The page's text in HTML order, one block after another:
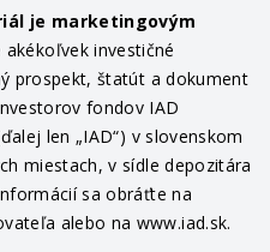
je marketingovým
investičné
prospekt, štatút a dokument
fondov IAD
len „IAD“) v slovenskom
miestach, v sídle depozitára
sa obráťte na
alebo na www.iad.sk.